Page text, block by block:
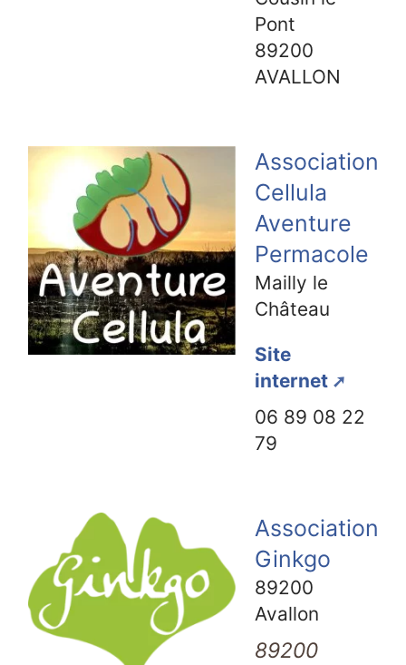
Pont
89200
AVALLON
Association
Cellula
Aventure
Permacole
Mailly le
Château
Site
internet
06 89 08 22
79
Association
Ginkgo
89200
Avallon
89200